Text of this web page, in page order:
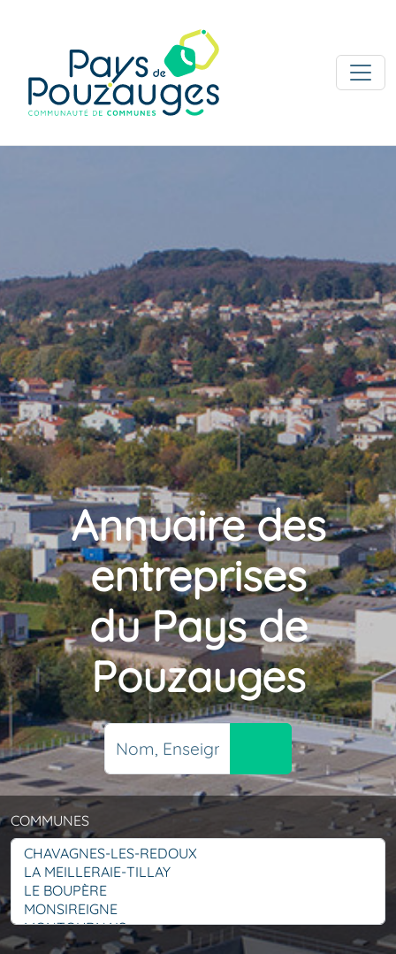
Annuaire des
entreprises
du Pays de
Pouzauges
COMMUNES